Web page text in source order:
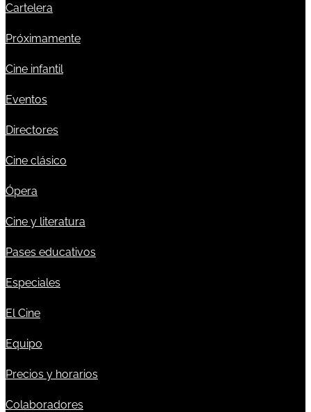
Cartelera
Próximamente
Cine infantil
Eventos
Directores
Cine clásico
Ópera
Cine y literatura
Pases educativos
Especiales
El Cine
Equipo
Precios y horarios
Colaboradores